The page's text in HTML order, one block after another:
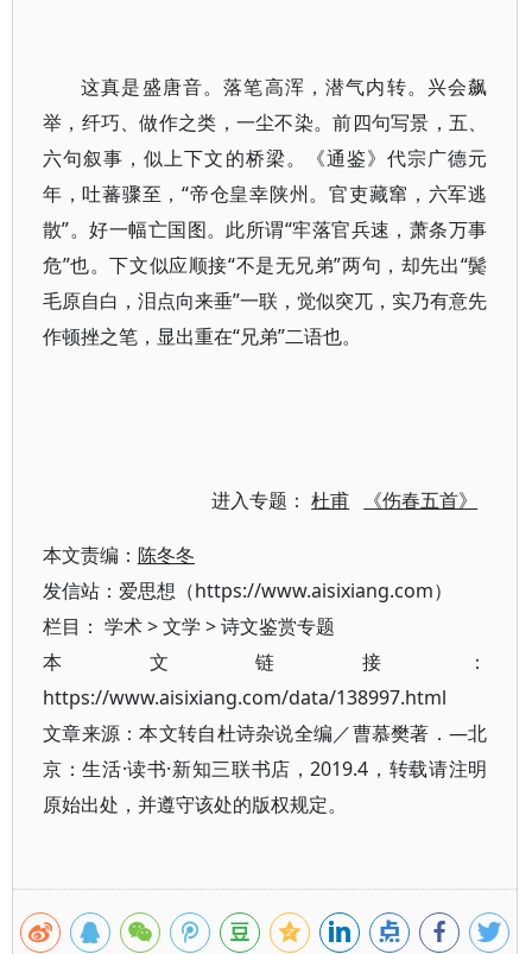
这真是盛唐音。落笔高浑，潜气内转。兴会飙
举，纤巧、做作之类，一尘不染。前四句写景，五、
六句叙事，似上下文的桥梁。《通鉴》代宗广德元
年，吐蕃骤至，“帝仓皇幸陕州。官吏藏窜，六军逃
散”。好一幅亡国图。此所谓“牢落官兵速，萧条万事
危”也。下文似应顺接“不是无兄弟”两句，却先出“鬓
毛原自白，泪点向来垂”一联，觉似突兀，实乃有意先
作顿挫之笔，显出重在“兄弟”二语也。
进入专题：杜甫 《伤春五首》
本文责编： 陈冬冬
发信站：爱思想（https://www.aisixiang.com）
栏目： 学术>文学 >诗文鉴赏专题
本文链接：
https://www.aisixiang.com/data/138997.html
文章来源：本文转自杜诗杂说全编／曹慕樊著．—北
京：生活·读书·新知三联书店，2019.4，转载请注明
原始出处，并遵守该处的版权规定。